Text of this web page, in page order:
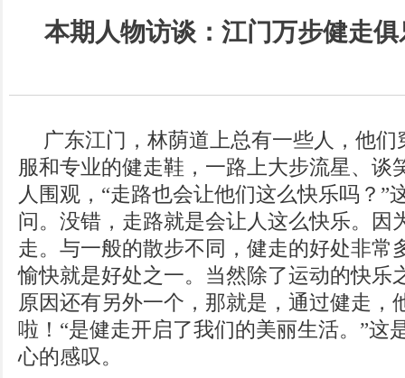
本期人物访谈： 江门万步健走
广东江门，林荫道上总有一些人，他
服和专业的健走鞋，一路上大步流星、谈
人围观，“走路也会让他们这么快乐吗？”
问。没错，走路就是会让人这么快乐。因
走。与一般的散步不同，健走的好处非常
愉快就是好处之一。当然除了运动的快乐
原因还有另外一个，那就是，通过健走，
啦！“是健走开启了我们的美丽生活。”这
心的感叹。